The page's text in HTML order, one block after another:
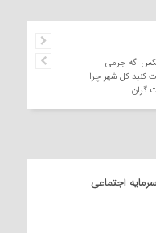
اگه جرمی
کنید کل شهر چرا
گران
اجتماعی